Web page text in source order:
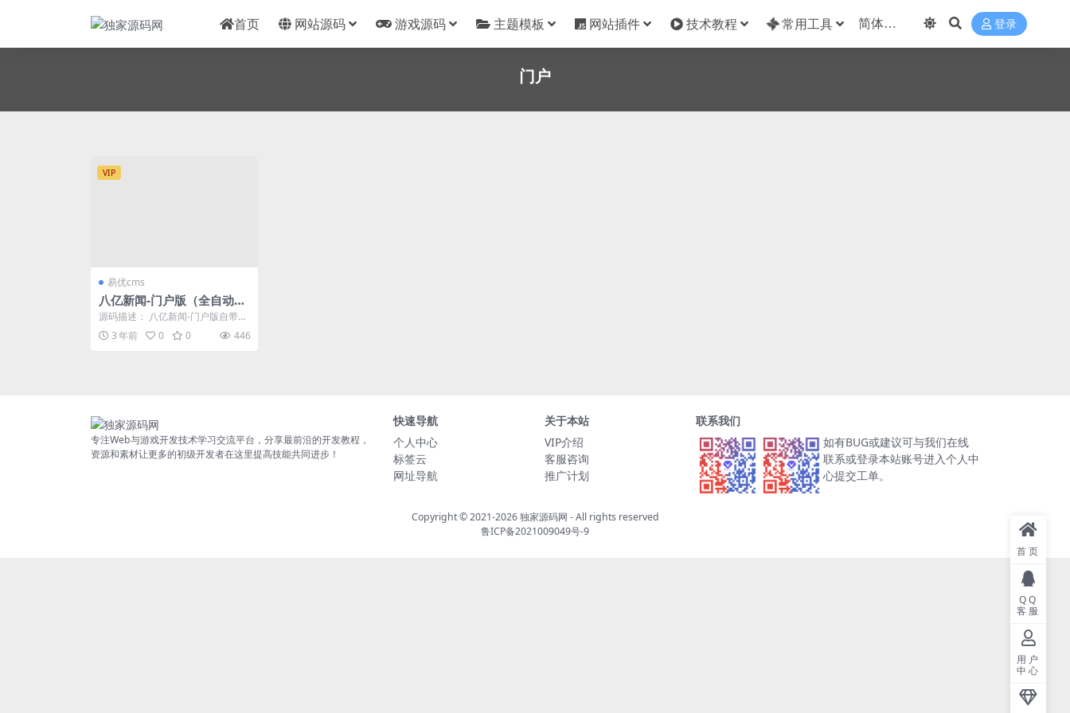
首页 网站源码 游戏源码 主题模板 网站插件 技术教程 常用工具 登录
门户
VIP
易优cms
八亿新闻-门户版（全自动采
集发布） v1.5.9
源码描述： 八亿新闻-门户版自带有
11个新闻门户的接口并可以自动更
新，实现新闻自...
3 年前 0 0 446
专注Web与游戏开发技术学习交流平台，分享最前沿的开发教程，
资源和素材让更多的初级开发者在这里提高技能共同进步！
快速导航
个人中心
标签云
网址导航
关于本站
VIP介绍
客服咨询
推广计划
联系我们
如有BUG或建议可与我们在线
联系或登录本站账号进入个人中
心提交工单。
Copyright © 2021-2026独家源码网 - All rights reserved
鲁ICP备2021009049号-9
首页
QQ
客服
用户
中心